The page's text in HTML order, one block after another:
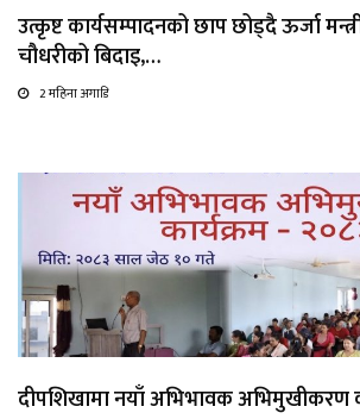
उत्कृष्ट कार्यसम्पादनको छाप छोड्दै ऊर्जा
चौधरीको बिदाइ,…
2 महिना अगाडि
दीपशिखामा नयाँ अभिभावक अभिमुखीकरण